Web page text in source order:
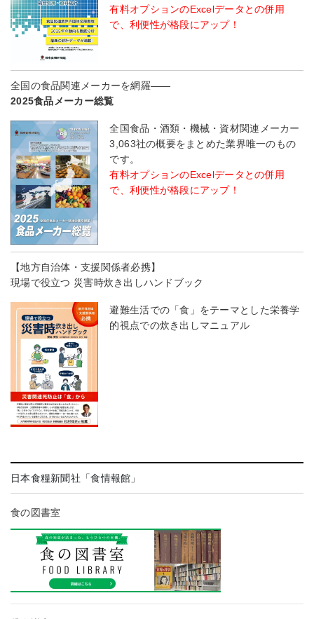
有料オプションのExcelデータとの併用
で、利便性が格段にアップ！
全国の食品関連メーカーを網羅――
2025食品メーカー総覧
全国食品・酒類・機械・資材関連メーカー
3,063社の概要をまとめた業界唯一のもの
です。
有料オプションのExcelデータとの併用
で、利便性が格段にアップ！
【地方自治体・支援関係者必携】
現場で役立つ 災害時炊き出しハンドブック
避難生活での「食」をテーマとした栄養学
的視点での炊き出しマニュアル
日本食糧新聞社「食情報館」
食の図書室